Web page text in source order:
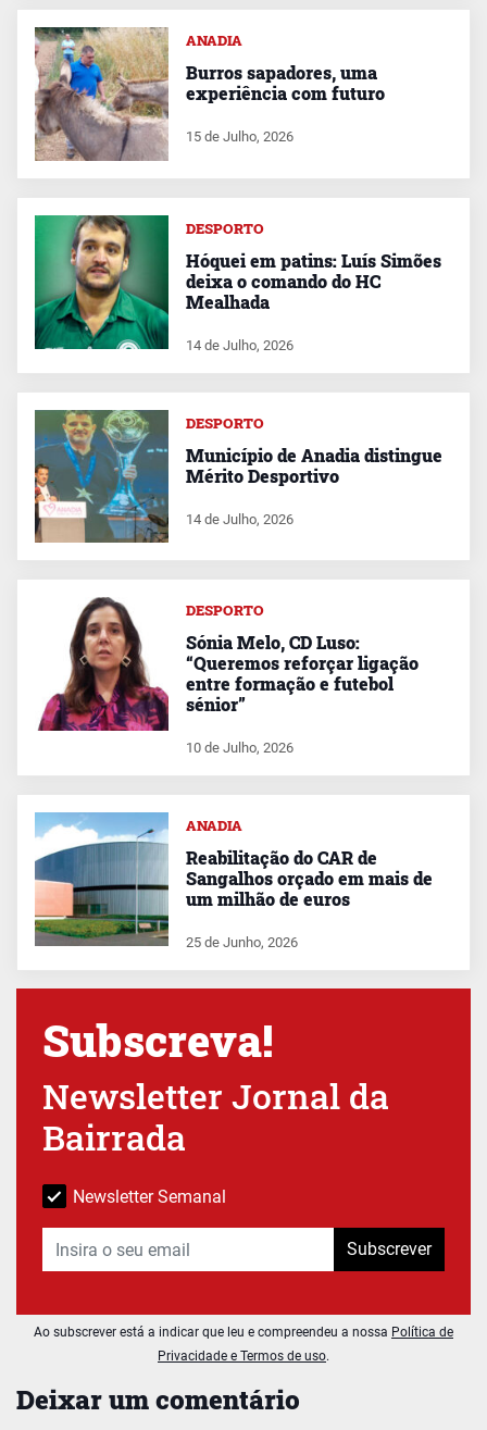
Deixar um comentário
ANADIA
Burros sapadores, uma
experiência com futuro
15 de Julho, 2026
DESPORTO
Hóquei em patins: Luís Simões
deixa o comando do HC
Mealhada
14 de Julho, 2026
DESPORTO
Município de Anadia distingue
Mérito Desportivo
14 de Julho, 2026
DESPORTO
Sónia Melo, CD Luso:
“Queremos reforçar ligação
entre formação e futebol
sénior”
10 de Julho, 2026
ANADIA
Reabilitação do CAR de
Sangalhos orçado em mais de
um milhão de euros
25 de Junho, 2026
Subscreva!
Newsletter Jornal da
Bairrada
Newsletter Semanal
Subscrever
Ao subscrever está a indicar que leu e compreendeu a nossa Política de
Privacidade e Termos de uso.